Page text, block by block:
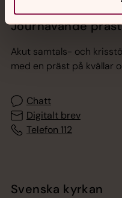
Jourhavande präst
Akut samtals- och
med en präst på kvällar
Chatt
Digitalt brev
Telefon 112
Svenska kyrkan